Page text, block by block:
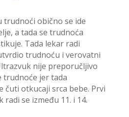
trudnoći obično se ide
a tada se trudnoća
Tada lekar radi
trudnoću i verovatni
nije preporučljivo
trudnoće jer tada
čuti otkucaji srca bebe. Prvi
se između 11. i 14.